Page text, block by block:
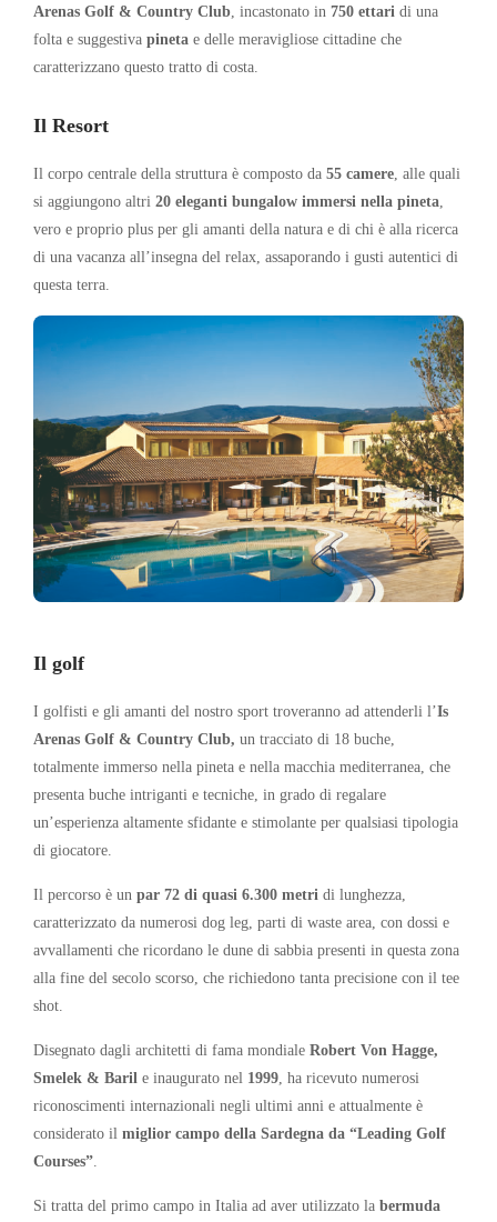
Arenas Golf & Country Club , incastonato in 750 ettari di una
folta e suggestiva pineta e delle meravigliose cittadine che
caratterizzano questo tratto di costa.
Il Resort
Il corpo centrale della struttura è composto da 55 camere , alle quali
si aggiungono altri 20 eleganti bungalow immersi nella pineta
vero e proprio plus per gli amanti della natura e di chi è alla ricerca
di una vacanza all’insegna del relax, assaporando i gusti autentici di
questa terra.
Il golf
I golfisti e gli amanti del nostro sport troveranno ad attenderli l’Is
Arenas Golf & Country Club, un tracciato di 18 buche,
totalmente immerso nella pineta e nella macchia mediterranea, che
presenta buche intriganti e tecniche, in grado di regalare
un’esperienza altamente sfidante e stimolante per qualsiasi tipologia
di giocatore.
Il percorso è un par 72 di quasi 6.300 metri di lunghezza,
caratterizzato da numerosi dog leg, parti di waste area, con dossi e
avvallamenti che ricordano le dune di sabbia presenti in questa zona
alla fine del secolo scorso, che richiedono tanta precisione con il tee
shot.
Disegnato dagli architetti di fama mondiale Robert Von Hagge,
Smelek & Baril e inaugurato nel 1999 , ha ricevuto numerosi
riconoscimenti internazionali negli ultimi anni e attualmente è
considerato il miglior campo della Sardegna da “Leading Golf
Courses”
Si tratta del primo campo in Italia ad aver utilizzato la bermuda